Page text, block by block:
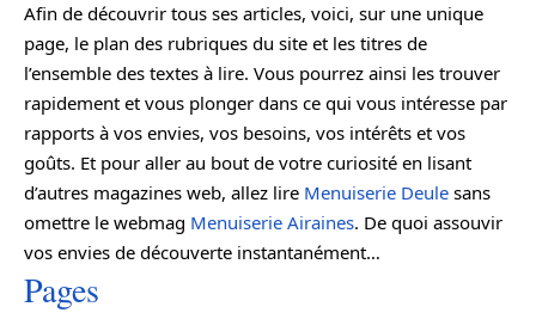
Afin de découvrir tous ses articles, voici, sur une unique
page, le plan des rubriques du site et les titres de
l’ensemble des textes à lire. Vous pourrez ainsi les trouver
rapidement et vous plonger dans ce qui vous intéresse par
rapports à vos envies, vos besoins, vos intérêts et vos
goûts. Et pour aller au bout de votre curiosité en lisant
d’autres magazines web, allez lire Menuiserie Deule sans
omettre le webmag Menuiserie Airaines. De quoi assouvir
vos envies de découverte instantanément…
Pages